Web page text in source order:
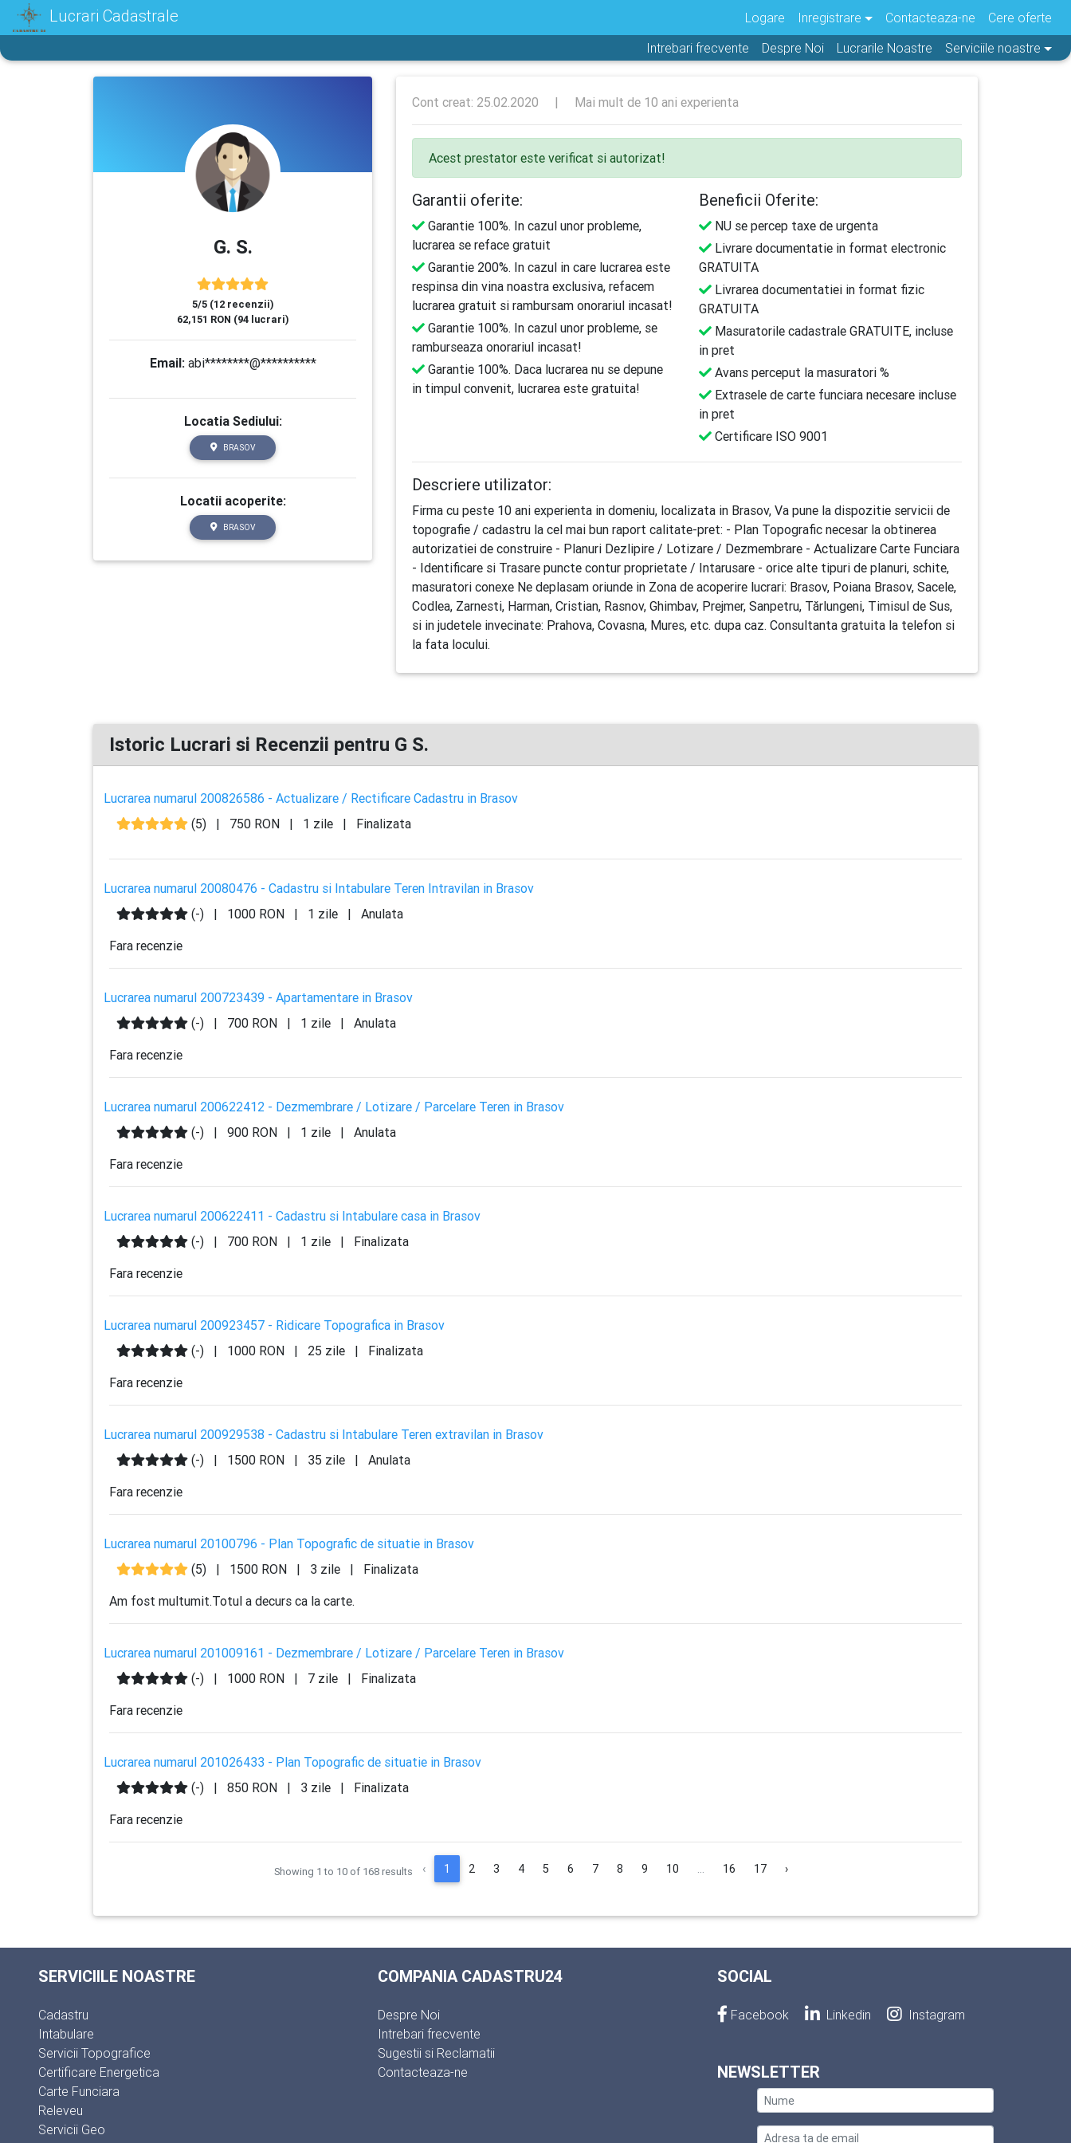
Lucrari Cadastrale Logare Inregistrare Contacteaza-ne
Cere oferte
Serviciile noastre
Lucrarile Noastre
Despre Noi
Intrebari frecvente
G. S.
5/5 (12 recenzii)
62,151 RON (94 lucrari)
Email:abi********@**********
Locatia Sediului:
BRASOV
Locatii acoperite:
BRASOV
Cont creat: 25.02.2020 | Mai mult de 10 ani experienta
Acest prestator este verificat si autorizat!
Garantii oferite:
Garantie 100%. In cazul unor probleme,
lucrarea se reface gratuit
Garantie 200%. In cazul in care lucrarea este
respinsa din vina noastra exclusiva, refacem
lucrarea gratuit si rambursam onorariul incasat!
Garantie 100%. In cazul unor probleme, se
ramburseaza onorariul incasat!
Garantie 100%. Daca lucrarea nu se depune
in timpul convenit, lucrarea este gratuita!
Beneficii Oferite:
NU se percep taxe de urgenta
Livrare documentatie in format electronic
GRATUITA
Livrarea documentatiei in format fizic
GRATUITA
Masuratorile cadastrale GRATUITE, incluse
in pret
Avans perceput la masuratori %
Extrasele de carte funciara necesare incluse
in pret
Certificare ISO 9001
Descriere utilizator:
Firma cu peste 10 ani experienta in domeniu, localizata in Brasov, Va pune la dispozitie servicii de
topografie / cadastru la cel mai bun raport calitate-pret: - Plan Topografic necesar la obtinerea
autorizatiei de construire - Planuri Dezlipire / Lotizare / Dezmembrare - Actualizare Carte Funciara
- Identificare si Trasare puncte contur proprietate / Intarusare - orice alte tipuri de planuri, schite,
masuratori conexe Ne deplasam oriunde in Zona de acoperire lucrari: Brasov, Poiana Brasov, Sacele,
Codlea, Zarnesti, Harman, Cristian, Rasnov, Ghimbav, Prejmer, Sanpetru, Tărlungeni, Timisul de Sus,
si in judetele invecinate: Prahova, Covasna, Mures, etc. dupa caz. Consultanta gratuita la telefon si
la fata locului.
Istoric Lucrari si Recenzii pentru G S.
Lucrarea numarul 200826586 - Actualizare / Rectificare Cadastru in Brasov
(5)
| 750 RON | 1 zile | Finalizata
Lucrarea numarul 20080476 - Cadastru si Intabulare Teren Intravilan in Brasov
(-)
| 1000 RON | 1 zile |
Anulata
Fara recenzie
Lucrarea numarul 200723439 - Apartamentare in Brasov
(-)
| 700 RON | 1 zile |
Anulata
Fara recenzie
Lucrarea numarul 200622412 - Dezmembrare / Lotizare / Parcelare Teren in Brasov
(-)
| 900 RON | 1 zile |
Anulata
Fara recenzie
Lucrarea numarul 200622411 - Cadastru si Intabulare casa in Brasov
(-)
| 700 RON | 1 zile |
Finalizata
Fara recenzie
Lucrarea numarul 200923457 - Ridicare Topografica in Brasov
(-)
| 1000 RON | 25 zile |
Finalizata
Fara recenzie
Lucrarea numarul 200929538 - Cadastru si Intabulare Teren extravilan in Brasov
(-)
| 1500 RON | 35 zile |
Anulata
Fara recenzie
Lucrarea numarul 20100796 - Plan Topografic de situatie in Brasov
(5)
| 1500 RON | 3 zile |
Finalizata
Am fost multumit.Totul a decurs ca la carte.
Lucrarea numarul 201009161 - Dezmembrare / Lotizare / Parcelare Teren in Brasov
(-)
| 1000 RON | 7 zile |
Finalizata
Fara recenzie
Lucrarea numarul 201026433 - Plan Topografic de situatie in Brasov
(-)
| 850 RON | 3 zile |
Finalizata
Fara recenzie
Showing 1 to 10of 168results ‹ 1 2 3 4 5 6 7 8 9 10 ... 16 17 ›
SERVICIILE NOASTRE
Cadastru
Intabulare
Servicii Topografice
Certificare Energetica
Carte Funciara
Releveu
Servicii Geo
COMPANIA CADASTRU24
Despre Noi
Intrebari frecvente
Sugestii si Reclamatii
Contacteaza-ne
SOCIAL
Facebook Linkedin Instagram
NEWSLETTER